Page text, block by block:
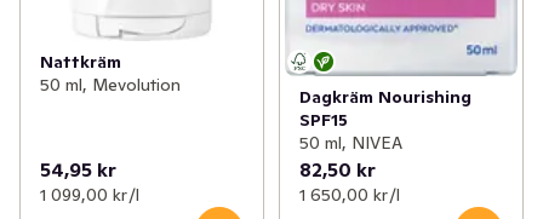
Nattkräm
50 ml, Mevolution
54,95 kr
1 099,00 kr /l
Dagkräm Nourishing
SPF15
50 ml, NIVEA
82,50 kr
1 650,00 kr /l